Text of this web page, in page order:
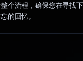
个流程，确保您在寻找下
的回忆。